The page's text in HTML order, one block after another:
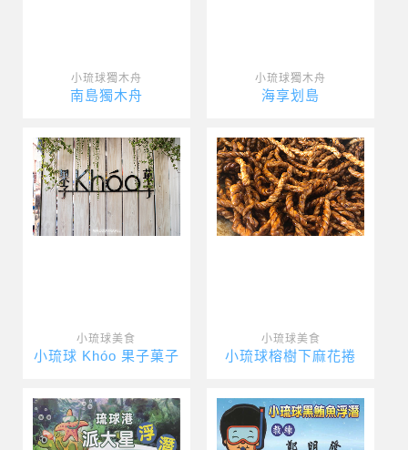
小琉球獨木舟
南島獨木舟
小琉球獨木舟
海享划島
小琉球美食
小琉球 Khóo 果子菓子
小琉球美食
小琉球榕樹下麻花捲